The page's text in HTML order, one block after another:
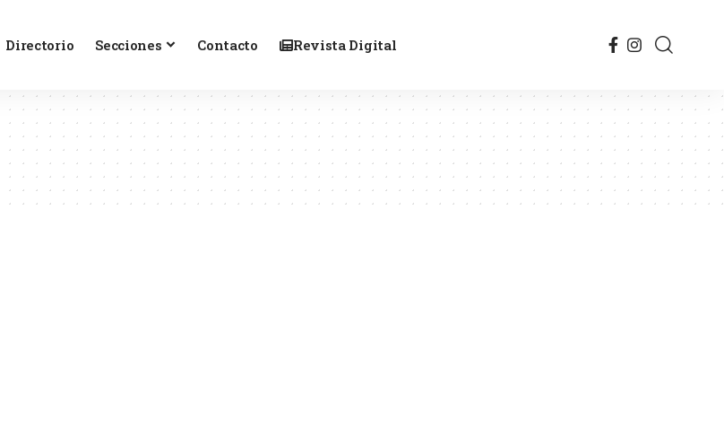
Directorio Secciones Contacto Revista Digital